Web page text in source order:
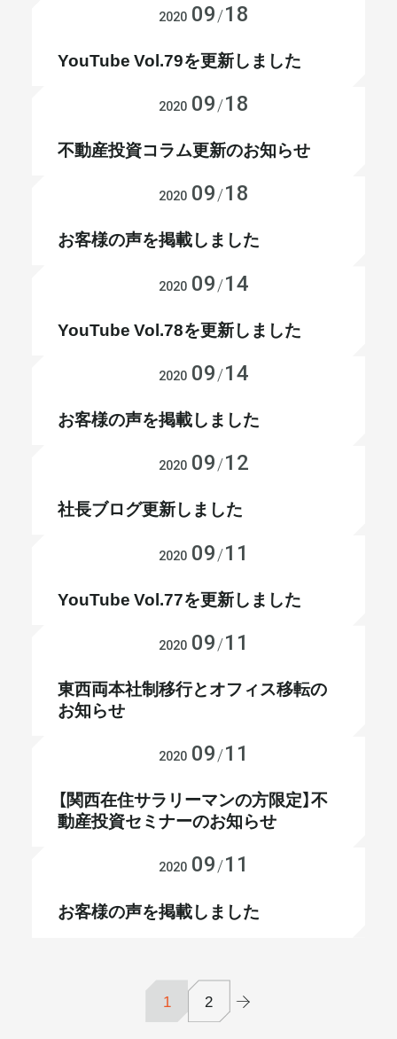
2020 09/18
YouTube Vol.79を更新しました
2020 09/18
不動産投資コラム更新のお知らせ
2020 09/18
お客様の声を掲載しました
2020 09/14
YouTube Vol.78を更新しました
2020 09/14
お客様の声を掲載しました
2020 09/12
社長ブログ更新しました
2020 09/11
YouTube Vol.77を更新しました
2020 09/11
東西両本社制移行とオフィス移転の
お知らせ
2020 09/11
【関西在住サラリーマンの方限定】不
動産投資セミナーのお知らせ
2020 09/11
お客様の声を掲載しました
1 2